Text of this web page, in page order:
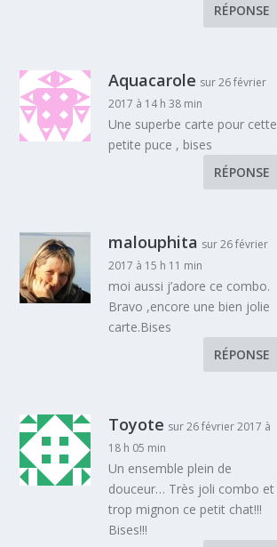
RÉPONSE
Aquacarole sur 26 février
2017 à 14 h 38 min
Une superbe carte pour cette
petite puce , bises
RÉPONSE
malouphita sur 26 février
2017 à 15 h 11 min
moi aussi j’adore ce combo.
Bravo ,encore une bien jolie
carte.Bises
RÉPONSE
Toyote sur 26 février 2017 à
18 h 05 min
Un ensemble plein de
douceur… Très joli combo et
trop mignon ce petit chat!!!
Bises!!!